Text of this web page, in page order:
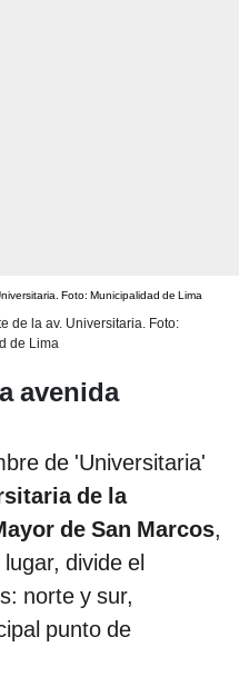
de la av. Universitaria. Foto:
de Lima
avenida
de 'Universitaria'
de la
de San Marcos,
divide el
norte y sur,
punto de